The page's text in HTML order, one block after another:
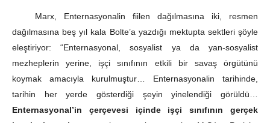
Marx, Enternasyonalin fiilen dağılmasına iki, resmen
dağılmasına beş yıl kala Bolte’a yazdığı mektupta sektleri şöyle
eleştiriyor: “Enternasyonal, sosyalist ya da yan-sosyalist
mezheplerin yerine, işçi sınıfının etkili bir savaş örgütünü
koymak amacıyla kurulmuştur… Enternasyonalin tarihinde,
tarihin her yerde gösterdiği şeyin yinelendiği görüldü…
Enternasyonal’in çerçevesi içinde işçi sınıfının gerçek